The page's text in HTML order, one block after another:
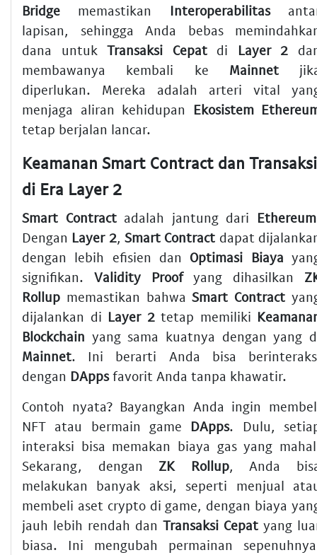
Bridge memastikan Interoperabilitas
lapisan, sehingga Anda bebas
dana untukTransaksi Cepatdi Layer 2
membawanya kembali ke Mainnet
diperlukan. Mereka adalah arteri vital
menjaga aliran kehidupan
Ekosistem
tetap berjalan lancar.
Keamanan Smart Contract dan Transaksi
di Era Layer 2
Smart Contractadalah jantung dari Ethereum
Dengan Layer 2 ,Smart Contract dapat
dengan lebih efisien dan Optimasi Biaya
signifikan. Validity Proofyang dihasilkan
Rollup memastikan bahwaSmart Contract
dijalankan di Layer 2 tetap memiliki
Blockchain yang sama kuatnya dengan yang
Mainnet. Ini berarti Anda bisa
dengan DAppsfavorit Anda tanpa khawatir.
Contoh nyata? Bayangkan Anda ingin
NFT atau bermain game DApps. Dulu,
interaksi bisa memakan biaya gas yang
Sekarang, dengan ZK Rollup, Anda
melakukan banyak aksi, seperti menjual
membeli aset crypto di game, dengan biaya
jauh lebih rendah dan Transaksi Cepat yang
biasa. Ini mengubah permainan